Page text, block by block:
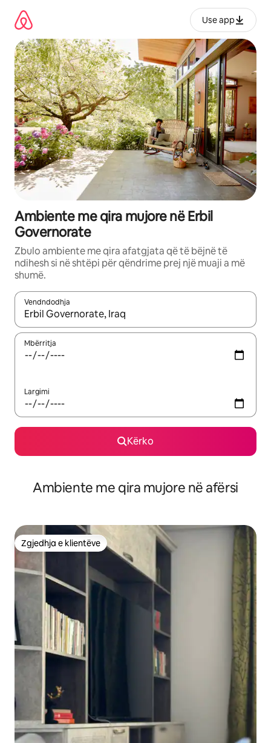
përmbajtja
Use app
Ambiente me qira mujore në Erbil
Governorate
Zbulo ambiente me qira afatgjata që të bëjnë të
ndihesh si në shtëpi për qëndrime prej një muaji a më
shumë.
Vendndodhja
Kur rezultatet të jenë të disponueshme, lëviz me butonat e
Mbërritja
Largimi
Kërko
Ambiente me qira mujore në afërsi
Zgjedhja e klientëve
Zgjedhja e klientëve